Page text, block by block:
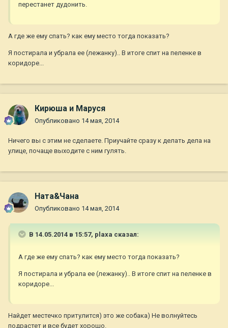
перестанет дудонить.
А где же ему спать? как ему место тогда показать?
Я постирала и убрала ее (лежанку).. В итоге спит на пеленке в
коридоре...
Кирюша и Маруся
Опубликовано 14 мая, 2014
Ничего вы с этим не сделаете. Приучайте сразу к делать дела на
улице, почаще выходите с ним гулять.
Ната&Чана
Опубликовано 14 мая, 2014
В 14.05.2014 в 15:57, plaxa сказал:
А где же ему спать? как ему место тогда показать?
Я постирала и убрала ее (лежанку).. В итоге спит на пеленке в
коридоре...
Найдет местечко притулится) это же собака) Не волнуйтесь
подрастет и все будет хорошо.